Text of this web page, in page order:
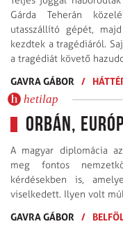
Gárda Teherán
utasszállító gépét,
kezdtek a tragédiáról.
a tragédiát követő
GAVRA GÁBOR
/
hetilap
Orbán,
A magyar diplomácia
meg fontos
kérdésekben is,
viselkedett. Ilyen volt
GAVRA GÁBOR
/